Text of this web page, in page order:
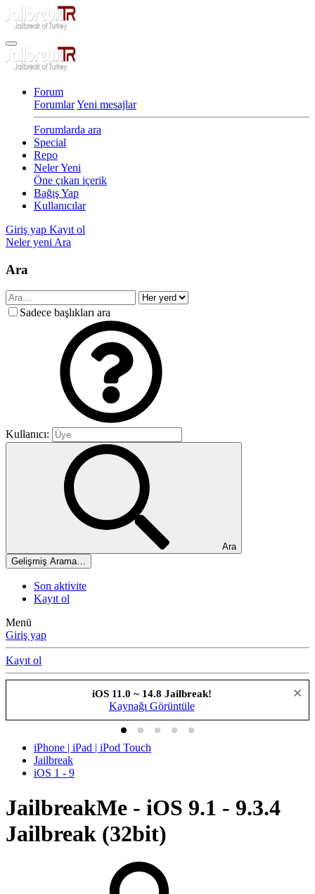
Forum
ForumlarYeni mesajlar
Forumlarda ara
Special
Repo
Neler Yeni
Öne çıkan içerik
Bağış Yap
Kullanıcılar
Giriş yap Kayıt ol
Neler yeni Ara
Ara
Sadece başlıkları ara
Kullanıcı:
Ara
Gelişmiş Arama…
Son aktivite
Kayıt ol
Menü
Giriş yap
Kayıt ol
iOS 11.0 ~ 14.8 Jailbreak!
Kaynağı Görüntüle
iPhone | iPad | iPod Touch
Jailbreak
iOS 1 - 9
JailbreakMe - iOS 9.1 - 9.3.4
Jailbreak (32bit)